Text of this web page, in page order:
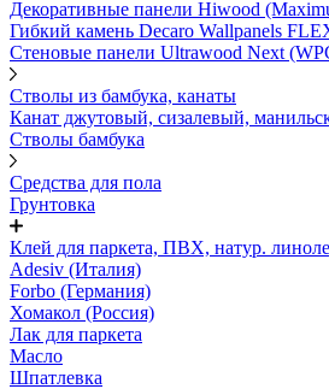
Декоративные панели Hiwood
Гибкий камень Decaro Wallpanels
Стеновые панели Ultrawood Next
Стволы из бамбука, канаты
Канат джутовый, сизалевый,
Стволы бамбука
Средства для пола
Грунтовка
Клей для паркета, ПВХ, натур.
Adesiv (Италия)
Forbo (Германия)
Хомакол (Россия)
Лак для паркета
Масло
Шпатлевка